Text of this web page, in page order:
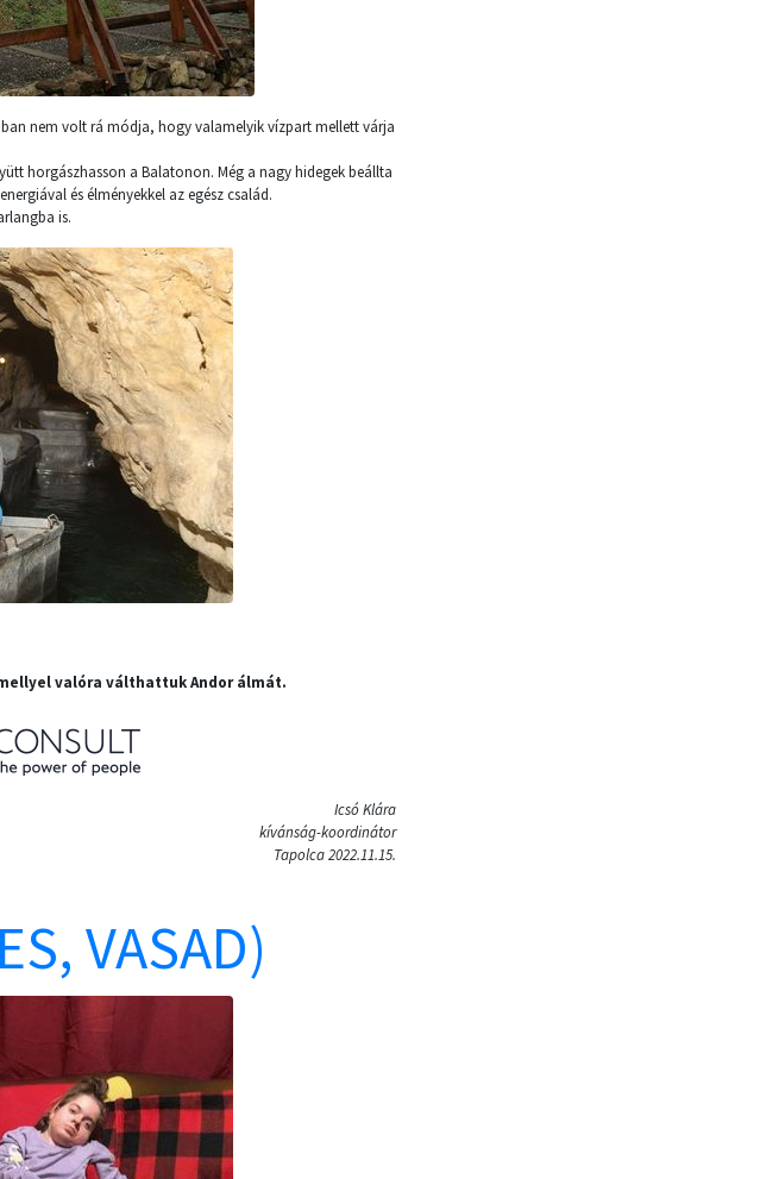
nem volt rá módja, hogy valamelyik vízpart mellett várja
horgászhasson a Balatonon. Még a nagy hidegek beállta
és élményekkel az egész család.
is.
valóra válthattuk Andor álmát.
Icsó Klára
kívánság-koordinátor
Tapolca 2022.11.15.
VASAD)